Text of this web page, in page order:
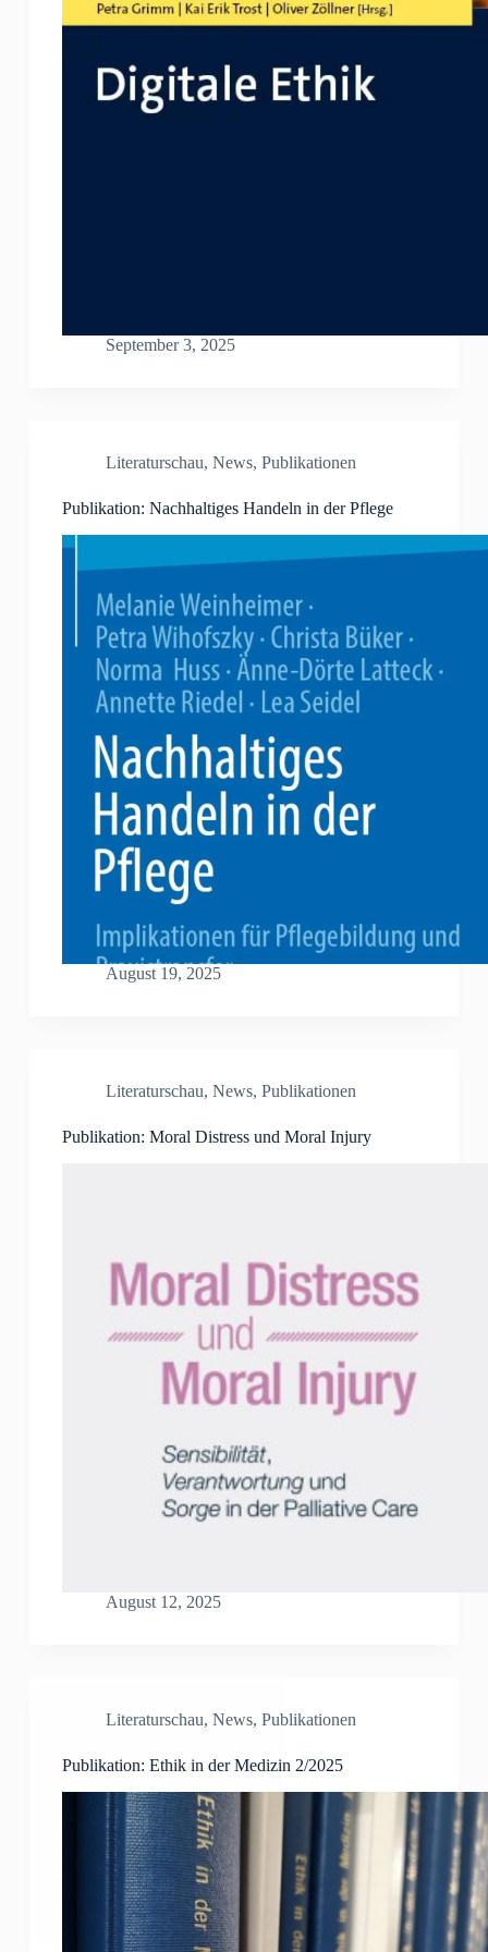
September 3, 2025
Literaturschau, News, Publikationen
Publikation: Nachhaltiges Handeln in der Pflege
August 19, 2025
Literaturschau, News, Publikationen
Publikation: Moral Distress und Moral Injury
August 12, 2025
Literaturschau, News, Publikationen
Publikation: Ethik in der Medizin 2/2025